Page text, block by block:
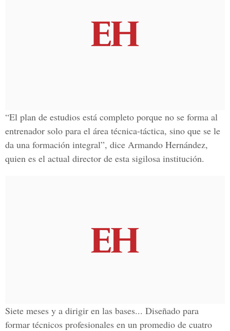
“El plan de estudios está completo porque no se forma al
entrenador solo para el área técnica-táctica, sino que se le
da una formación integral”, dice Armando Hernández,
quien es el actual director de esta sigilosa institución.
Siete meses y a dirigir en las bases... Diseñado para
formar técnicos profesionales en un promedio de cuatro